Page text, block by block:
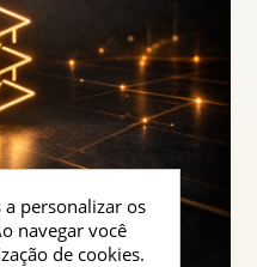
personalizar os
navegar você
de cookies.